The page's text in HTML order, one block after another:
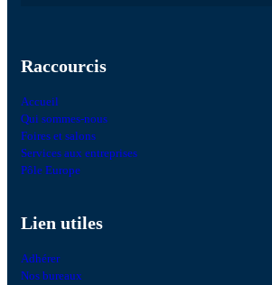
Raccourcis
Accueil
Qui sommes-nous
Foires et salons
Services aux entreprises
Pôle Europe
Lien utiles
Adhérer
Nos bureaux